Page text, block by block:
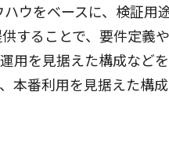
ウをベースに、検証用
することで、要件定義
用を見据えた構成など
番利用を見据えた構